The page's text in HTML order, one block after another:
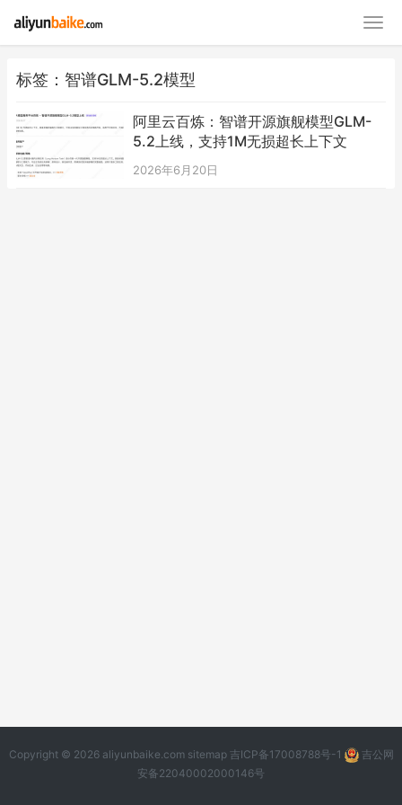
标签：智谱GLM-5.2模型
阿里云百炼：智谱开源旗舰模型GLM-
5.2上线，支持1M无损超长上下文
2026年6月20日
Copyright © 2026 aliyunbaike.com sitemap 吉ICP备17008788号-1
吉公网
安备22040002000146号